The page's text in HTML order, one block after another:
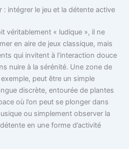
: intégrer le jeu et la détente active
véritablement « ludique », il ne
en aire de jeux classique, mais
qui invitent à l’interaction douce
nuire à la sérénité. Une zone de
peut être un simple
discrète, entourée de plantes
où l’on peut se plonger dans
ou simplement observer la
en une forme d’activité